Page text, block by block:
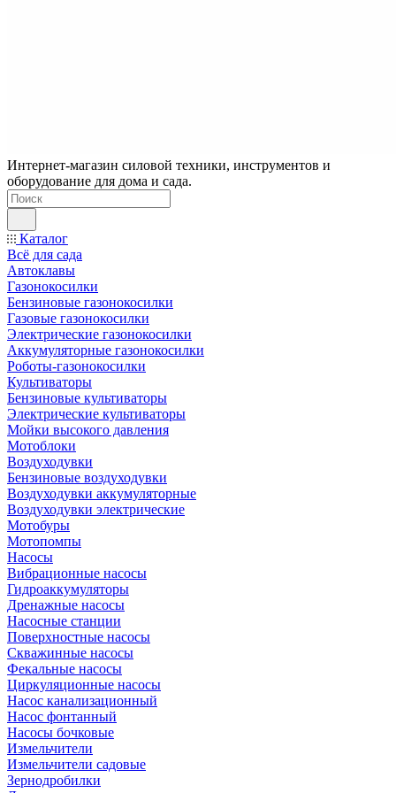
Интернет-магазин силовой техники, инструментов и
оборудование для дома и сада.
Каталог
Всё для сада
Автоклавы
Газонокосилки
Бензиновые газонокосилки
Газовые газонокосилки
Электрические газонокосилки
Аккумуляторные газонокосилки
Роботы-газонокосилки
Культиваторы
Бензиновые культиваторы
Электрические культиваторы
Мойки высокого давления
Мотоблоки
Воздуходувки
Бензиновые воздуходувки
Воздуходувки аккумуляторные
Воздуходувки электрические
Мотобуры
Мотопомпы
Насосы
Вибрационные насосы
Гидроаккумуляторы
Дренажные насосы
Насосные станции
Поверхностные насосы
Скважинные насосы
Фекальные насосы
Циркуляционные насосы
Насос канализационный
Насос фонтанный
Насосы бочковые
Измельчители
Измельчители садовые
Зернодробилки